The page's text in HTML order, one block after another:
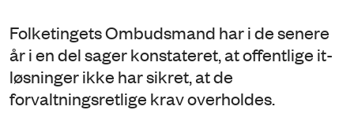
Folketingets Ombudsmand har i de senere
år i en del sager konstateret, at offentlige it-
løsninger ikke har sikret, at de
forvaltningsretlige krav overholdes.